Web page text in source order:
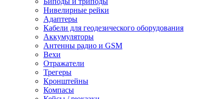
Нивелирные рейки
Адаптеры
Кабели для геодезического оборудования
Аккумуляторы
Антенны радио и GSM
Вехи
Отражатели
Трегеры
Кронштейны
Компасы